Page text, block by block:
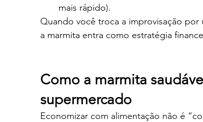
mais rápido).
Quando você troca a improvisação
a marmita entra como estratégia
Como a marmita
supermercado
Economizar com alimentação não é